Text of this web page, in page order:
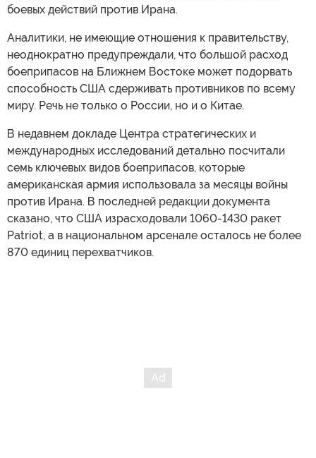
боевых действий против Ирана.
Аналитики, не имеющие отношения к правительству,
неоднократно предупреждали, что большой расход
боеприпасов на Ближнем Востоке может подорвать
способность США сдерживать противников по всему
миру. Речь не только о России, но и о Китае.
В недавнем докладе Центра стратегических и
международных исследований детально посчитали
семь ключевых видов боеприпасов, которые
американская армия использовала за месяцы войны
против Ирана. В последней редакции документа
сказано, что США израсходовали 1060-1430 ракет
Patriot, а в национальном арсенале осталось не более
870 единиц перехватчиков.